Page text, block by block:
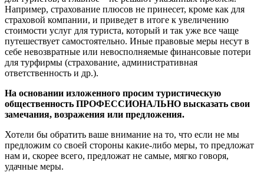
Например, страхование плюсов не принесет, кроме как для
страховой компании, и приведет в итоге к увеличению
стоимости услуг для туриста, который и так уже все чаще
путешествует самостоятельно. Иные правовые меры несут в
себе невозвратные или невосполняемые финансовые потери
для турфирмы (страхование, административная
ответственность и др.).
На основании изложенного просим туристическую
общественность ПРОФЕССИОНАЛЬНО высказать свои
замечания, возражения или предложения.
Хотели бы обратить ваше внимание на то, что если не мы
предложим со своей стороны какие-либо меры, то предложат
нам и, скорее всего, предложат не самые, мягко говоря,
удачные меры.